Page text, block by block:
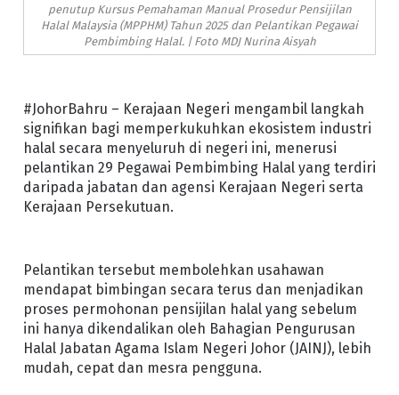
penutup Kursus Pemahaman Manual Prosedur Pensijilan
Halal Malaysia (MPPHM) Tahun 2025 dan Pelantikan Pegawai
Pembimbing Halal. | Foto MDJ Nurina Aisyah
#JohorBahru – Kerajaan Negeri mengambil langkah
signifikan bagi memperkukuhkan ekosistem industri
halal secara menyeluruh di negeri ini, menerusi
pelantikan 29 Pegawai Pembimbing Halal yang terdiri
daripada jabatan dan agensi Kerajaan Negeri serta
Kerajaan Persekutuan.
Pelantikan tersebut membolehkan usahawan
mendapat bimbingan secara terus dan menjadikan
proses permohonan pensijilan halal yang sebelum
ini hanya dikendalikan oleh Bahagian Pengurusan
Halal Jabatan Agama Islam Negeri Johor (JAINJ), lebih
mudah, cepat dan mesra pengguna.